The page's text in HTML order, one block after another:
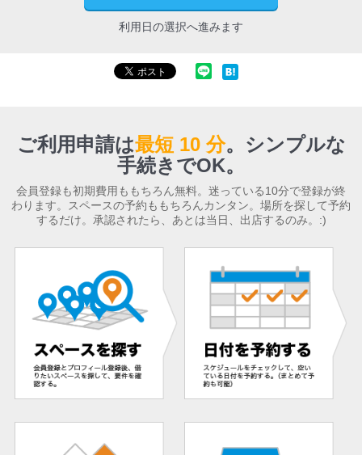
利用日の選択へ進みます
ご利用申請は最短 10 分。 シンプルな
手続きでOK。
会員登録も初期費用ももちろん無料。迷っている10分で登録が終
わります。スペースの予約ももちろんカンタン。場所を探して予約
するだけ。承認されたら、あとは当日、出店するのみ。:)